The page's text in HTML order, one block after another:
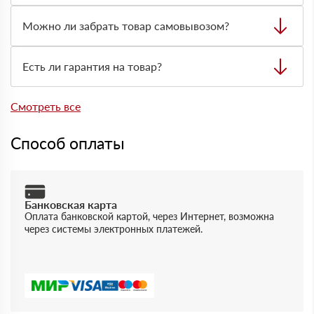
Стоимость и сроки зависят от адреса, объёма заказа,
типа материала и нужной техники для разгрузки.
Можно ли забрать товар самовывозом?
только по предварительно оформленной заявке через
менеджера.
Есть ли гарантия на товар?
отгрузке можно получить документы, подтверждающие
Смотреть все
Способ оплаты
Банковская карта
Оплата банковской картой, через Интернет, возможна
через системы электронных платежей.